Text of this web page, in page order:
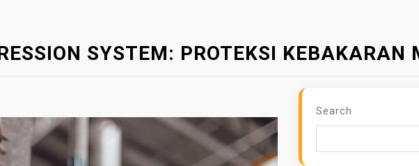
SYSTEM: PROTEKSI KEBAKARAN
Search